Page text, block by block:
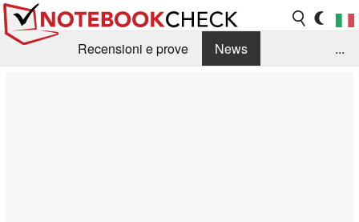
Recensioni e prove
News
...